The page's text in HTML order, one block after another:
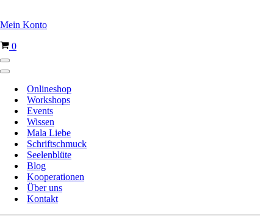
Mein Konto
Warenkorb
0
Navigationsmenü
Navigationsmenü
Onlineshop
Workshops
Events
Wissen
Mala Liebe
Schriftschmuck
Seelenblüte
Blog
Kooperationen
Über uns
Kontakt